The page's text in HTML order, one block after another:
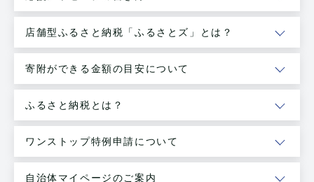
店舗型ふるさと納税「ふるさとズ」とは？
寄附ができる金額の目安について
ふるさと納税とは？
ワンストップ特例申請について
自治体マイページのご案内